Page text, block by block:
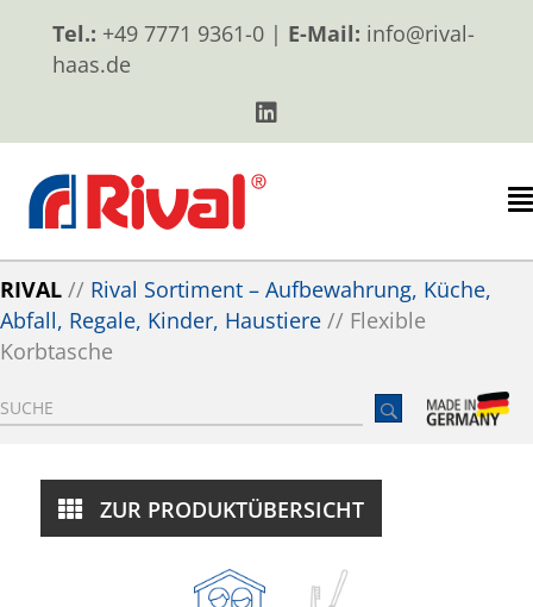
Tel.: +49 7771 9361-0 | E-Mail: info@rival-
haas.de
RIVAL // Rival Sortiment – Aufbewahrung, Küche,
Abfall, Regale, Kinder, Haustiere // Flexible
Korbtasche
ZUR PRODUKTÜBERSICHT